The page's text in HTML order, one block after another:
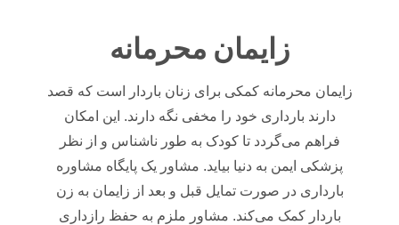
زایمان محرمانه
زایمان محرمانه کمکی برای زنان باردار است که قصد
دارند بارداری خود را مخفی نگه دارند. این امکان
فراهم می‌گردد تا کودک به طور ناشناس و از نظر
پزشکی ایمن به دنیا بیاید. مشاور یک پایگاه مشاوره
بارداری در صورت تمایل قبل و بعد از زایمان به زن
باردار کمک می‌کند. مشاور ملزم به حفظ رازداری